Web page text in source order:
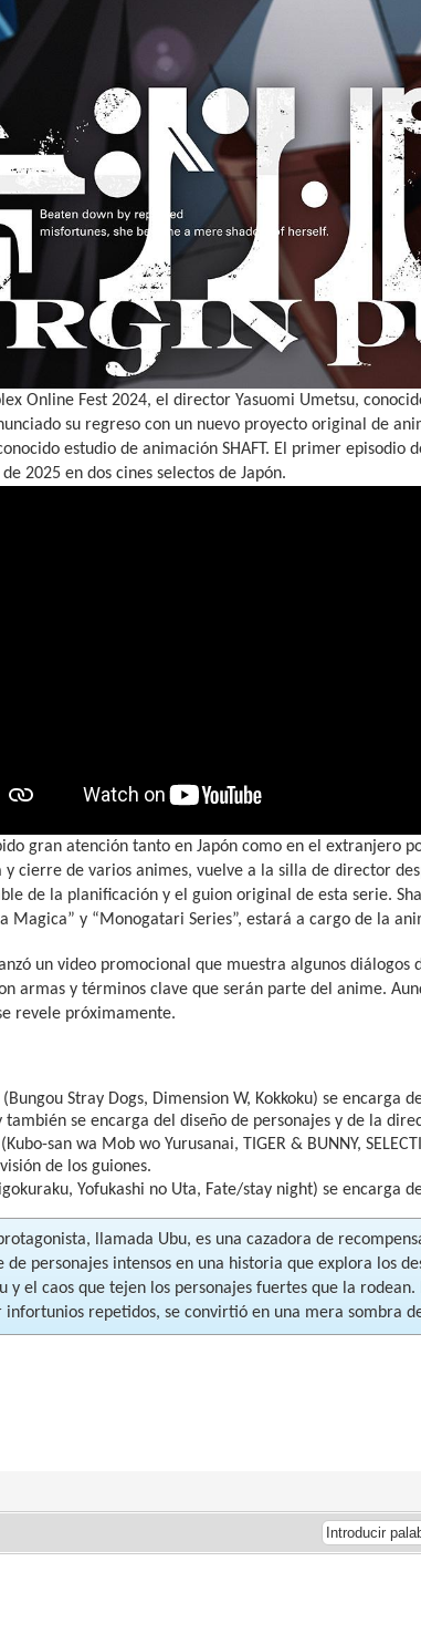
Online Fest 2024, el director Yasuomi Umetsu,
su regreso con un nuevo proyecto original de
estudio de animación SHAFT. El primer episodio
2025 en dos cines selectos de Japón.
gran atención tanto en Japón como en el extranjero
y cierre de varios animes, vuelve a la silla de director
de la planificación y el guion original de esta serie.
Magica” y “Monogatari Series”, estará a cargo de la
un video promocional que muestra algunos diálogos
armas y términos clave que serán parte del anime.
revele próximamente.
Stray Dogs, Dimension W, Kokkoku) se encarga
también se encarga del diseño de personajes y de la
san wa Mob wo Yurusanai, TIGER & BUNNY,
de los guiones.
Yofukashi no Uta, Fate/stay night) se encarga
llamada Ubu, es una cazadora de
de personajes intensos en una historia que explora los
y el caos que tejen los personajes fuertes que la
infortunios repetidos, se convirtió en una mera sombra